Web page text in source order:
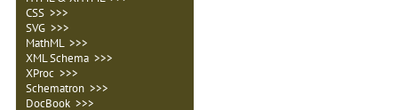
CSS >>>
SVG >>>
MathML >>>
XML Schema >>>
XProc >>>
Schematron >>>
DocBook >>>